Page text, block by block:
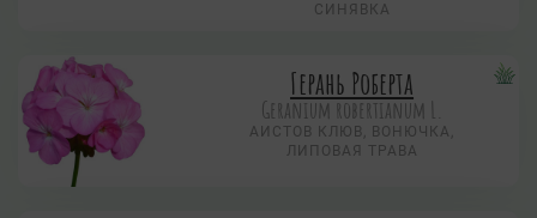
СИНЯВКА
Герань Роберта
Geranium robertianum L.
АИСТОВ КЛЮВ, ВОНЮЧКА,
ЛИПОВАЯ ТРАВА